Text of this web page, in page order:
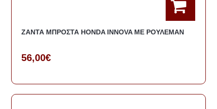
ΖΑΝΤΑ ΜΠΡΟΣΤΑ HONDA INNOVA ΜΕ ΡΟΥΛΕΜΑΝ
56,00€